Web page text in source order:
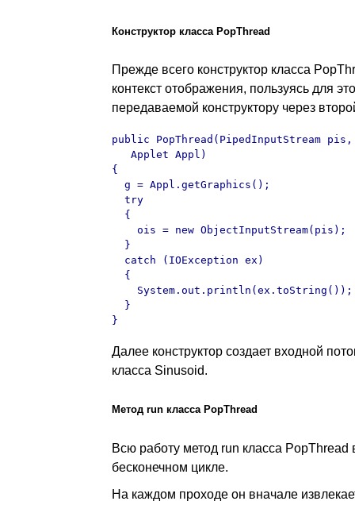
Конструктор класса PopThread
Прежде всего конструктор класса
контекст отображения, пользуясь для
передаваемой конструктору через
public PopThread(PipedInputStream pis,
   Applet Appl)
{
  g = Appl.getGraphics();
  try
  {
    ois = new ObjectInputStream(pis);
  }
  catch (IOException ex)
  {
    System.out.println(ex.toString());
  }
}
Далее конструктор создает входной
класса Sinusoid.
Метод run класса PopThread
Всю работу метод run класса PopThread
бесконечном цикле.
На каждом проходе он вначале